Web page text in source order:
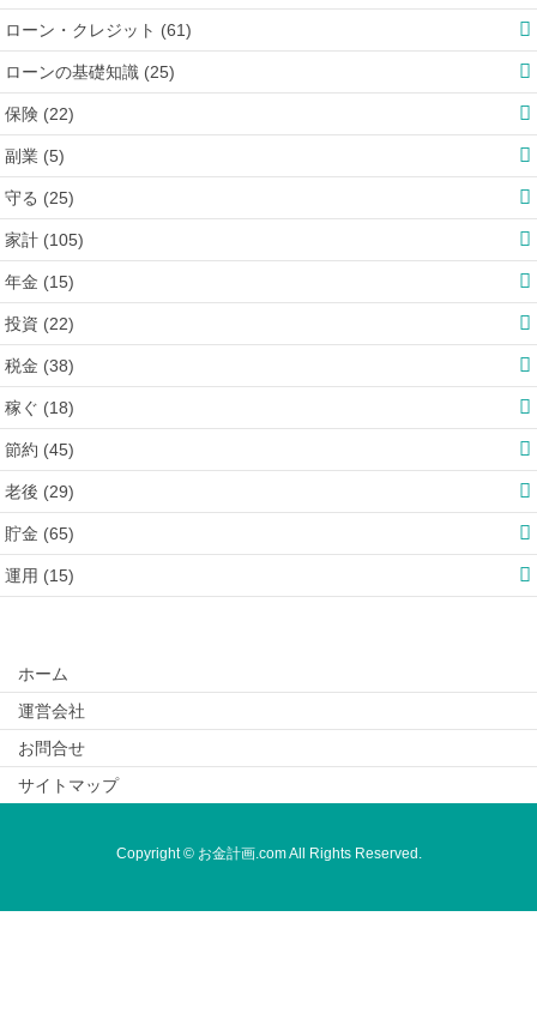
ローン・クレジット (61)
ローンの基礎知識 (25)
保険 (22)
副業 (5)
守る (25)
家計 (105)
年金 (15)
投資 (22)
税金 (38)
稼ぐ (18)
節約 (45)
老後 (29)
貯金 (65)
運用 (15)
ホーム
運営会社
お問合せ
サイトマップ
Copyright © お金計画.com All Rights Reserved.